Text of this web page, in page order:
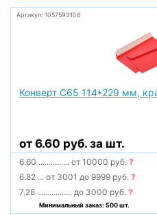
Артикул: 1057593106
Конверт С65 114*229 мм,
от 6.60 руб. за шт.
6.60 ............... от 10000 руб.?
6.82 ... от 3001 до 9999 руб.?
7.28 ................. до 3000 руб.?
Минимальный заказ: 500 шт.